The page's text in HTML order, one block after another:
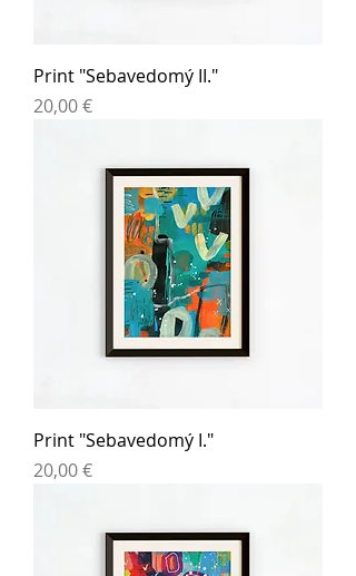
Print "Sebavedomý II."
Cena
20,00 €
Print "Sebavedomý I."
Cena
20,00 €